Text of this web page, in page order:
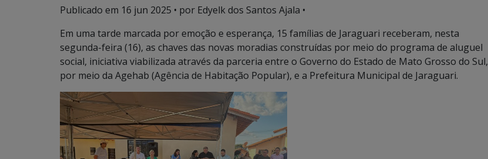
Publicado em 16 jun 2025 • por Edyelk dos Santos Ajala •
Em uma tarde marcada por emoção e esperança, 15 famílias de Jaraguari receberam, nesta
segunda-feira (16), as chaves das novas moradias construídas por meio do programa de aluguel
social, iniciativa viabilizada através da parceria entre o Governo do Estado de Mato Grosso do Sul,
por meio da Agehab (Agência de Habitação Popular), e a Prefeitura Municipal de Jaraguari.